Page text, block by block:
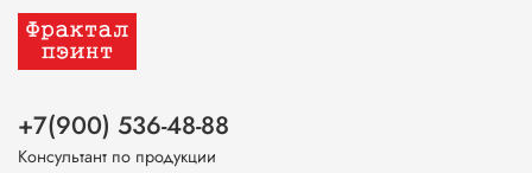
+7(900) 536-48-88
Консультант по продукции